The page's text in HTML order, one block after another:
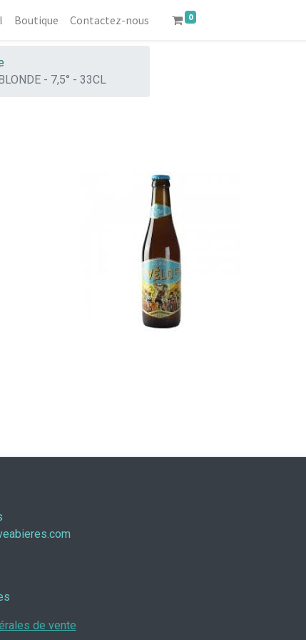
Boutique Contactez-nous 0
- 7,5° - 33CL
de vente